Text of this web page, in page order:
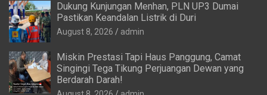
Dukung Kunjungan Menhan, PLN UP3 Dumai
Pastikan Keandalan Listrik di Duri
August 8, 2026 admin
Miskin Prestasi Tapi Haus Panggung, Camat
Singingi Tega Tikung Perjuangan Dewan yang
Berdarah Darah!